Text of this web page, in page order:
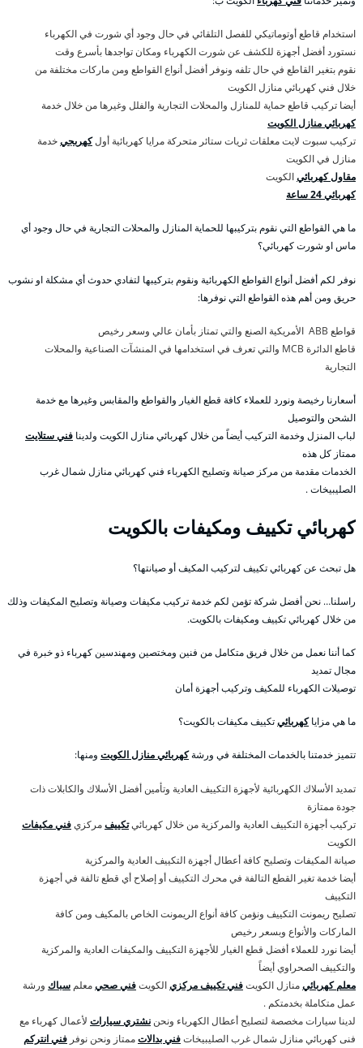
استخدام قاطع أوتوماتيكي للفصل التلقائي في حال وجود أي شورت في الكهرباء
نستورد أفضل أجهزة للكشف عن شورت الكهرباء ومكان تواجدها بأسرع وقت
نقوم بتغير القاطع في حال تلفه ونوفر أفضل أنواع القواطع ومن ماركات مختلفة من
خلال فني كهربائي منازل الكويت
أيضا تركيب قاطع حماية للمنازل والمحلات التجارية والفلل وغيرها من خلال خدمة
كهربائي منازل الكويت
تركيب سبوت لايت معلقات ثريات ستائر متحركة مرايا كهربائية أولكهربجيخدمة
منازل في الكويت
مقاول كهربائيالكويت
كهربائي 24 ساعة
ما هي القواطع التي نقوم بتركيبها للحماية المنازل والمحلات التجارية في حال وجود أي
ماس او شورت كهربائي؟
نوفر لكم أفضل أنواع القواطع الكهربائية ونقوم بتركيبها لتفادي حدوث أي مشكلة او نشوب
حريق ومن أهم هذه القواطع التي نوفرها:
قواطع ABB الأمريكية الصنع والتي تمتاز بأمان عالي وسعر رخيص
قاطع الدائرة MCB والتي تعرف في استخدامها في المنشآت الصناعية والمحلات
التجارية
أسعارنا رخيصة ونورد للعملاء كافة قطع الغيار والقواطع والمقابس وغيرها مع خدمة
الشحن والتوصيل
لباب المنزل وخدمة التركيب أيضاً من خلال كهربائي منازل الكويت ولدينا فني ستلايت
ممتاز كل هذه
الخدمات مقدمة من مركز صيانة وتصليح الكهرباء فني كهربائي منازل شمال غرب
الصليبيخات .
كهربائي تكييف ومكيفات بالكويت
هل تبحث عن كهربائي تكييف لتركيب المكيف أو صيانتها؟
راسلنا… نحن أفضل شركة تؤمن لكم خدمة تركيب مكيفات وصيانة وتصليح المكيفات وذلك
من خلال كهربائي تكييف ومكيفات بالكويت.
كما أننا نعمل من خلال فريق متكامل من فنين ومختصين ومهندسين كهرباء ذو خبرة في
مجال تمديد
توصيلات الكهرباء للمكيف وتركيب أجهزة أمان
ما هي مزاياكهربائيتكييف مكيفات بالكويت؟
تتميز خدمتنا بالخدمات المختلفة في ورشةكهربائي منازل الكويت ومنها:
تمديد الأسلاك الكهربائية لأجهزة التكييف العادية وتأمين أفضل الأسلاك والكابلات ذات
جودة ممتازة
تركيب أجهزة التكييف العادية والمركزية من خلال كهربائيتكييفمركزيفني مكيفات
الكويت
صيانة المكيفات وتصليح كافة أعطال أجهزة التكييف العادية والمركزية
أيضا خدمة تغير القطع التالفة في محرك التكييف أو إصلاح أي قطع تالفة في أجهزة
التكييف
تصليح ريمونت التكييف ونؤمن كافة أنواع الريمونت الخاص بالمكيف ومن كافة
الماركات والأنواع وبسعر رخيص
أيضا نورد للعملاء أفضل قطع الغيار للأجهزة التكييف والمكيفات العادية والمركزية
والتكييف الصحراوي أيضاً
معلم كهربائيمنازل الكويتفني تكييف مركزيالكويتفني صحيمعلم سباك ورشة
عمل متكاملة بخدمتكم .
لدينا سيارات مخصصة لتصليح أعطال الكهرباء ونحن نشتري سيارات لأعمال كهرباء مع
فنى كهربائي منازل شمال غرب الصليبيخاتفني بدالاتممتاز ونحن نوفر فني انتركم